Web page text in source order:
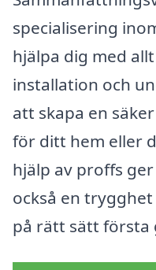
specialisering
hjälpa dig med
installation och
att skapa en
för ditt hem eller
hjälp av proffs
också en
på rätt sätt första